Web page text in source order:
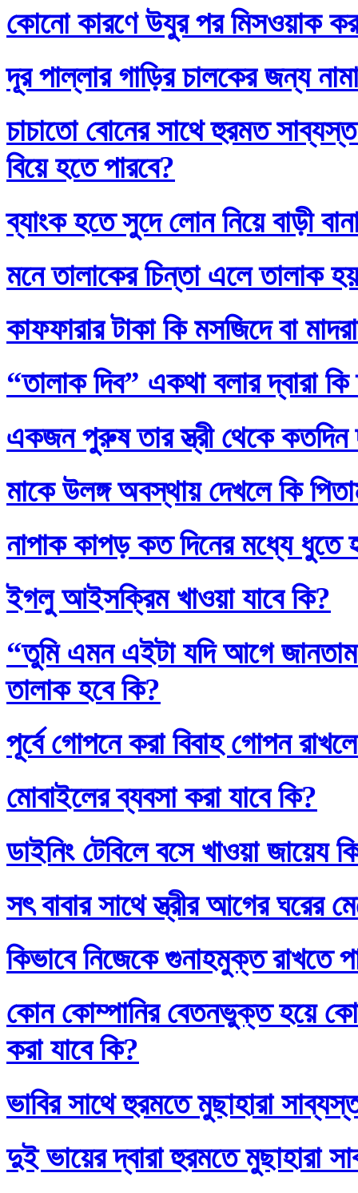
কোনো কারণে উযুর পর মিসওয়াক
দূর পাল্লার গাড়ির চালকের জন্য
চাচাতো বোনের সাথে হুরমত
বিয়ে হতে পারবে?
ব্যাংক হতে সুদে লোন নিয়ে বাড়ী
মনে তালাকের চিন্তা এলে তালাক
কাফফারার টাকা কি মসজিদে বা
“তালাক দিব” একথা বলার দ্বারা
একজন পুরুষ তার স্ত্রী থেকে কতদিন
মাকে উলঙ্গ অবস্থায় দেখলে কি
নাপাক কাপড় কত দিনের মধ্যে ধুতে
ইগলু আইসক্রিম খাওয়া যাবে কি?
“তুমি এমন এইটা যদি আগে
তালাক হবে কি?
পূর্বে গোপনে করা বিবাহ গোপন
মোবাইলের ব্যবসা করা যাবে কি?
ডাইনিং টেবিলে বসে খাওয়া জায়েয
সৎ বাবার সাথে স্ত্রীর আগের ঘরের
কিভাবে নিজেকে গুনাহমুক্ত রাখতে
কোন কোম্পানির বেতনভুক্ত হয়ে
করা যাবে কি?
ভাবির সাথে হুরমতে মুছাহারা
দুই ভায়ের দ্বারা হুরমতে মুছাহারা